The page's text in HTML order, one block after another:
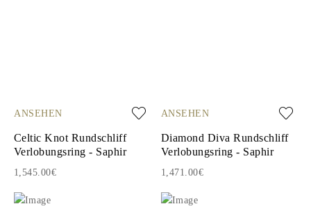
ANSEHEN
Celtic Knot Rundschliff
Verlobungsring - Saphir
1,545.00€
ANSEHEN
Diamond Diva Rundschliff
Verlobungsring - Saphir
1,471.00€